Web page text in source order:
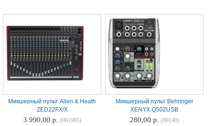
Микшерный пульт Allen & Heath
ZED22FX/X
3 990,00 р. (001995)
Микшерный пульт Behringer
XENYX Q502USB
280,00 р. (00140)